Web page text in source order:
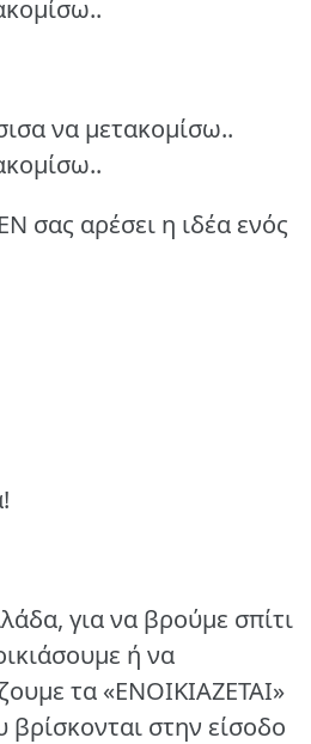
να μετακομίσω..
αρέσει η ιδέα ενός
για να βρούμε σπίτι
ή να
τα «ΕΝΟΙΚΙΑΖΕΤΑΙ»
βρίσκονται στην είσοδο